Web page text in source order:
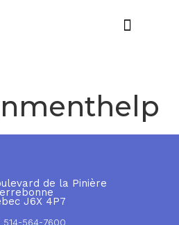
de la Pinière
J6X 4P7
514-564-7600